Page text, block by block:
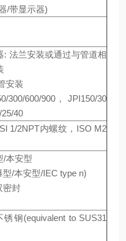
/带显示器)
: 法兰安装或通过与管道相
安装
300/600/900， JPI150/30
40
1/2NPT内螺纹，ISO M2
/本安型
/本安型/IEC type n)
密封
钢(equivalent to SUS31